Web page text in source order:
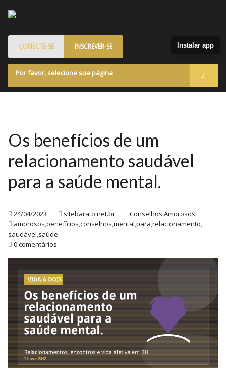
CONECTE-SE INSCREVER-SE
Por favor, selecione sua página
Programa de Patrocinados
Marketplace
Blog
Os benefícios de um
relacionamento saudável
para a saúde mental.
24/04/2023 sitebarato.net.br
Conselhos Amorosos
amorosos,benefícios,conselhos,mental,para,relacionamento,
saudável,saúde
0 comentários
Instalar app